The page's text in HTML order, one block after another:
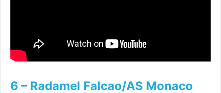
6 – Radamel Falcao/AS Monaco